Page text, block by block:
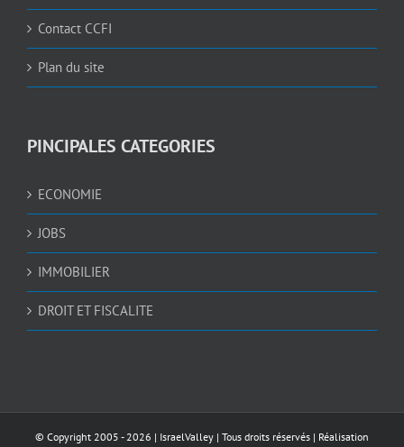
Contact CCFI
Plan du site
PINCIPALES CATEGORIES
ECONOMIE
JOBS
IMMOBILIER
DROIT ET FISCALITE
© Copyright 2005 -2026 | IsraelValley | Tous droits réservés | Réalisation